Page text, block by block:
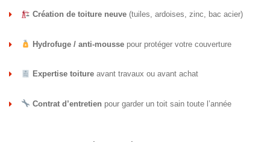
Création de toiture neuve(tuiles, ardoises, zinc, bac acier)
Hydrofuge / anti-moussepour protéger votre couverture
Expertise toitureavant travaux ou avant achat
Contrat d’entretien pour garder un toit sain toute l’année